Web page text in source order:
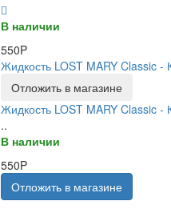
В наличии
550P
Жидкость LOST MARY Classic
Отложить в магазине
Жидкость LOST MARY Classic
..
В наличии
550P
Отложить в магазине